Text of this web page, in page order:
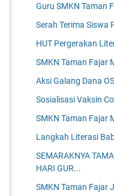
Guru SMKN Taman
Serah Terima Siswa
HUT Pergerakan
SMKN Taman Fajar
Aksi Galang Dana
Sosialisasi Vaksin
SMKN Taman Fajar
Langkah Literasi
SEMARAKNYA
HARI GUR...
SMKN Taman Fajar